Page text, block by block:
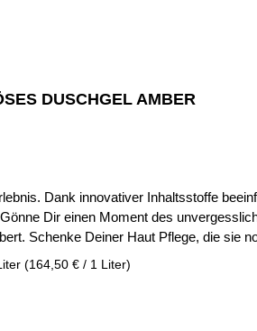
DUSCHGEL AMBER
Dank innovativer Inhaltsstoffe
Dir einen Moment des
Schenke Deiner Haut Pflege, die sie
Produkte von
(164,50 € / 1 Liter)